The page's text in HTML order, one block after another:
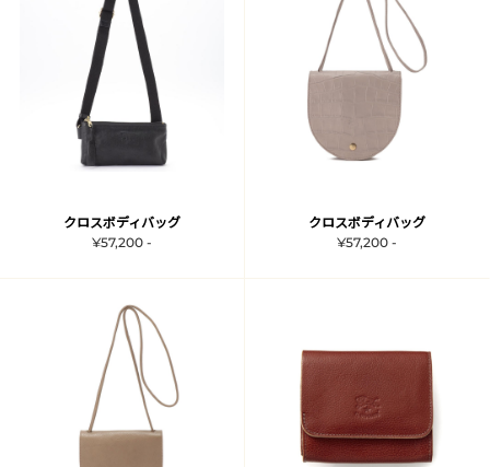
クロスボディバッグ
¥57,200 -
クロスボディバッグ
¥57,200 -